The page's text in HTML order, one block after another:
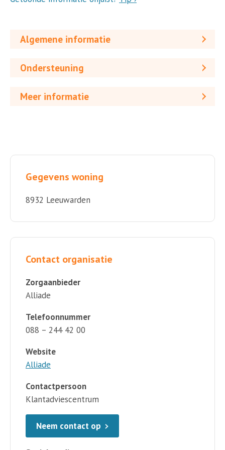
Algemene informatie
Ondersteuning
Meer informatie
Gegevens woning
8932 Leeuwarden
Contact organisatie
Zorgaanbieder
Alliade
Telefoonnummer
088 – 244 42 00
Website
Alliade
Contactpersoon
Klantadviescentrum
Neem contact op